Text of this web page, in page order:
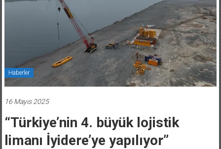
Haberler
16 Mayıs 2025
“Türkiye’nin 4. büyük lojistik
limanı İyidere’ye yapılıyor”